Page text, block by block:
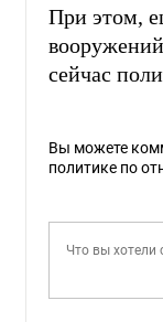
При этом,
сейчас
Вы можете
политике по